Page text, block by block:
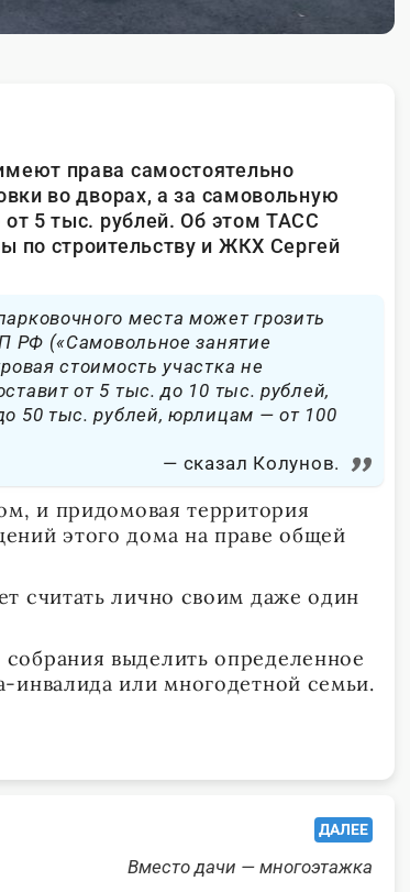
права самостоятельно
во дворах, а за самовольную
5 тыс. рублей. Об этом ТАСС
по строительству и ЖКХ Сергей
места может грозить
РФ («Самовольное занятие
стоимость участка не
от 5 тыс. до 10 тыс. рублей,
50 тыс. рублей, юрлицам — от 100
сказал Колунов.
и придомовая территория
этого дома на праве общей
считать лично своим даже один
выделить определенное
или многодетной семьи.
ДАЛЕЕ
Вместо дачи — многоэтажка